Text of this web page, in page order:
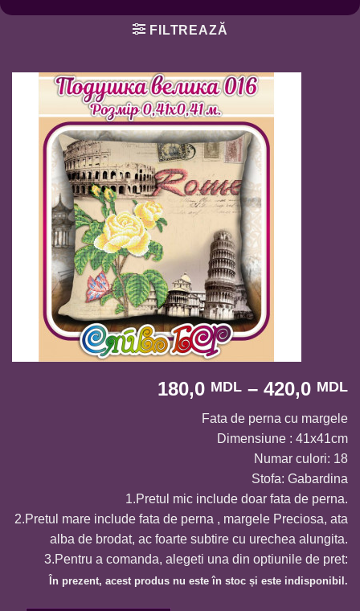
FILTREAZĂ
180,0 MDL – 420,0 MDL
Fata de perna cu margele
Dimensiune : 41x41cm
Numar culori: 18
Stofa: Gabardina
1.Pretul mic include doar fata de perna.
2.Pretul mare include fata de perna , margele Preciosa, ata
alba de brodat, ac foarte subtire cu urechea alungita.
3.Pentru a comanda, alegeti una din optiunile de pret:
În prezent, acest produs nu este în stoc și este indisponibil.